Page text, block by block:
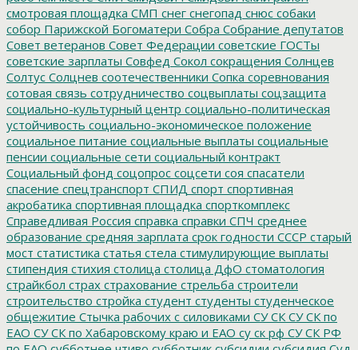
смотровая площадка СМП снег снегопад снюс собаки
собор Парижской Богоматери Собра Собрание депутатов
Совет ветеранов Совет Федерации советские ГОСТы
советские зарплаты Совфед Сокол сокращения Солнцев
Солтус Солцнев соотечественники Сопка соревнования
сотовая связь сотрудничество соцвыплаты соцзащита
социально-культурный центр социально-политическая
устойчивость социально-экономическое положение
социальное питание социальные выплаты социальные
пенсии социальные сети социальный контракт
Социальный фонд соцопрос соцсети соя спасатели
спасение спецтранспорт СПИД спорт спортивная
акробатика спортивная площадка спорткомплекс
Справедливая Россия справка справки СПЧ среднее
образование средняя зарплата срок годности СССР старый
мост статистика статья стела стимулирующие выплаты
стипендия стихия столица столица ДфО стоматология
страйкбол страх страхование стрельба строители
строительство стройка студент студенты студенческое
общежитие Стычка рабочих с силовиками СУ СК СУ СК по
ЕАО СУ СК по Хабаровскому краю и ЕАО су ск рф СУ СК РФ